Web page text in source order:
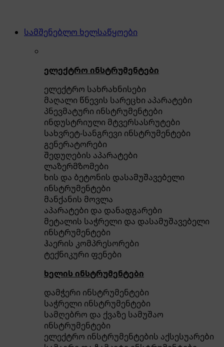
სამშენებლო ხელსაწყოები
ელექტრო ინსტრუმენტები
ელექტრო სახრახნისები
მაღალი წნევის სარეცხი აპარატები
პნევმატური ინსტრუმენტები
ინდუსტრიული მტვერსასრუტები
სახვრეტ-სანგრევი ინსტრუმენტები
გენერატორები
შედუღების აპარატები
ლაზერმზომები
ხის და ბეტონის დასამუშავებელი
ინსტრუმენტები
მანქანის მოვლა
აპარატები და დანადგარები
მეტალის საჭრელი და დასამუშავებელი
ინსტრუმენტები
ჰაერის კომპრესორები
ტექნიკური ფენები
ხელის ინსტრუმენტები
დამჭერი ინსტრუმენტები
საჭრელი ინსტრუმენტები
სამღებრო და ქვაზე სამუშაო
ინსტრუმენტები
ელექტრო ინსტრუმენტების აქსესუარები